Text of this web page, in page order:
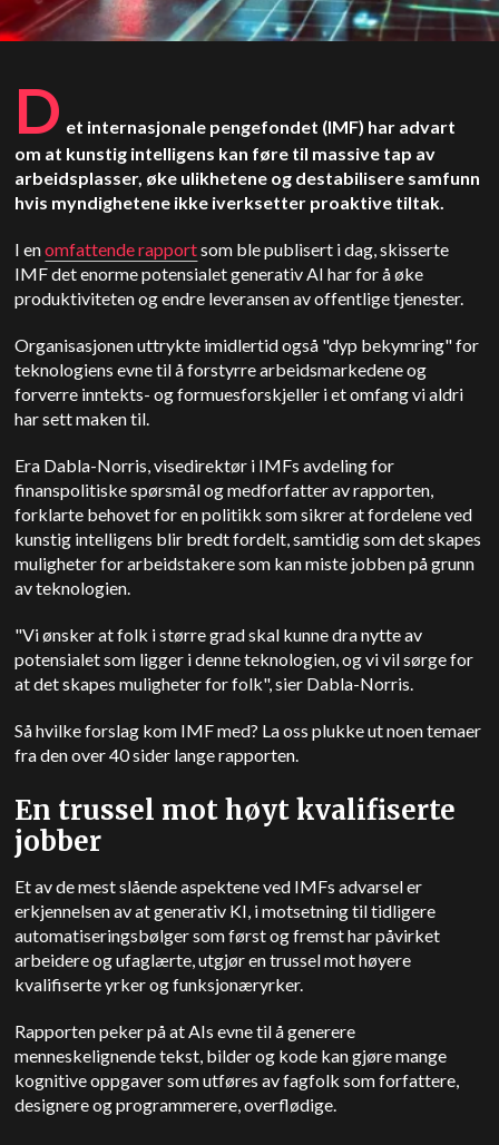
D et internasjonale pengefondet (IMF) har advart
om at kunstig intelligens kan føre til massive tap av
arbeidsplasser, øke ulikhetene og destabilisere samfunn
hvis myndighetene ikke iverksetter proaktive tiltak.
I enomfattende rapportsom ble publisert i dag, skisserte
IMF det enorme potensialet generativ AI har for å øke
produktiviteten og endre leveransen av offentlige tjenester.
Organisasjonen uttrykte imidlertid også "dyp bekymring" for
teknologiens evne til å forstyrre arbeidsmarkedene og
forverre inntekts- og formuesforskjeller i et omfang vi aldri
har sett maken til.
Era Dabla-Norris, visedirektør i IMFs avdeling for
finanspolitiske spørsmål og medforfatter av rapporten,
forklarte behovet for en politikk som sikrer at fordelene ved
kunstig intelligens blir bredt fordelt, samtidig som det skapes
muligheter for arbeidstakere som kan miste jobben på grunn
av teknologien.
"Vi ønsker at folk i større grad skal kunne dra nytte av
potensialet som ligger i denne teknologien, og vi vil sørge for
at det skapes muligheter for folk", sier Dabla-Norris.
Så hvilke forslag kom IMF med? La oss plukke ut noen temaer
fra den over 40 sider lange rapporten.
En trussel mot høyt kvalifiserte
jobber
Et av de mest slående aspektene ved IMFs advarsel er
erkjennelsen av at generativ KI, i motsetning til tidligere
automatiseringsbølger som først og fremst har påvirket
arbeidere og ufaglærte, utgjør en trussel mot høyere
kvalifiserte yrker og funksjonæryrker.
Rapporten peker på at AIs evne til å generere
menneskelignende tekst, bilder og kode kan gjøre mange
kognitive oppgaver som utføres av fagfolk som forfattere,
designere og programmerere, overflødige.